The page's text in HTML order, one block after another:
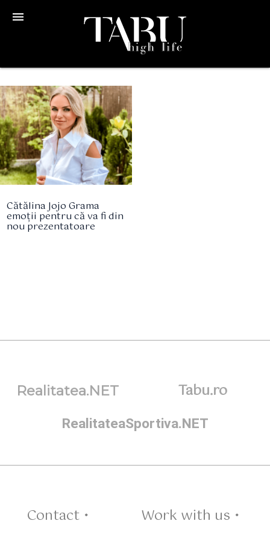
menu
Cătălina Jojo Grama
emoții pentru că va fi din
nou prezentatoare
Realitatea.NET Tabu.ro
RealitateaSportiva.NET
Contact • Work with us •